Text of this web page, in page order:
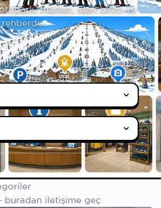
market, idari birim ve
buradan iletişime geç